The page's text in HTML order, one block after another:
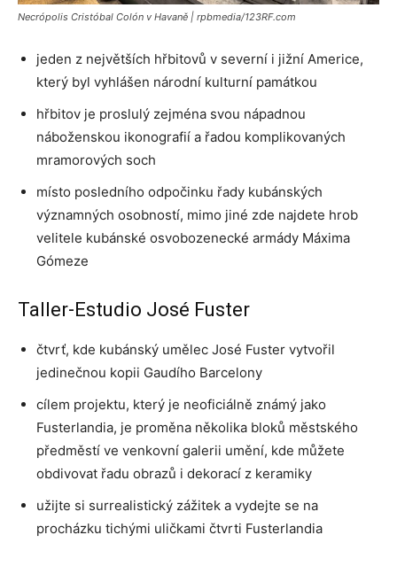
Necrópolis Cristóbal Colón v Havaně | rpbmedia/123RF.com
jeden z největších hřbitovů v severní i jižní Americe,
který byl vyhlášen národní kulturní památkou
hřbitov je proslulý zejména svou nápadnou
náboženskou ikonografií a řadou komplikovaných
mramorových soch
místo posledního odpočinku řady kubánských
významných osobností, mimo jiné zde najdete hrob
velitele kubánské osvobozenecké armády Máxima
Gómeze
Taller-Estudio José Fuster
čtvrť, kde kubánský umělec José Fuster vytvořil
jedinečnou kopii Gaudího Barcelony
cílem projektu, který je neoficiálně známý jako
Fusterlandia, je proměna několika bloků městského
předměstí ve venkovní galerii umění, kde můžete
obdivovat řadu obrazů i dekorací z keramiky
užijte si surrealistický zážitek a vydejte se na
procházku tichými uličkami čtvrti Fusterlandia